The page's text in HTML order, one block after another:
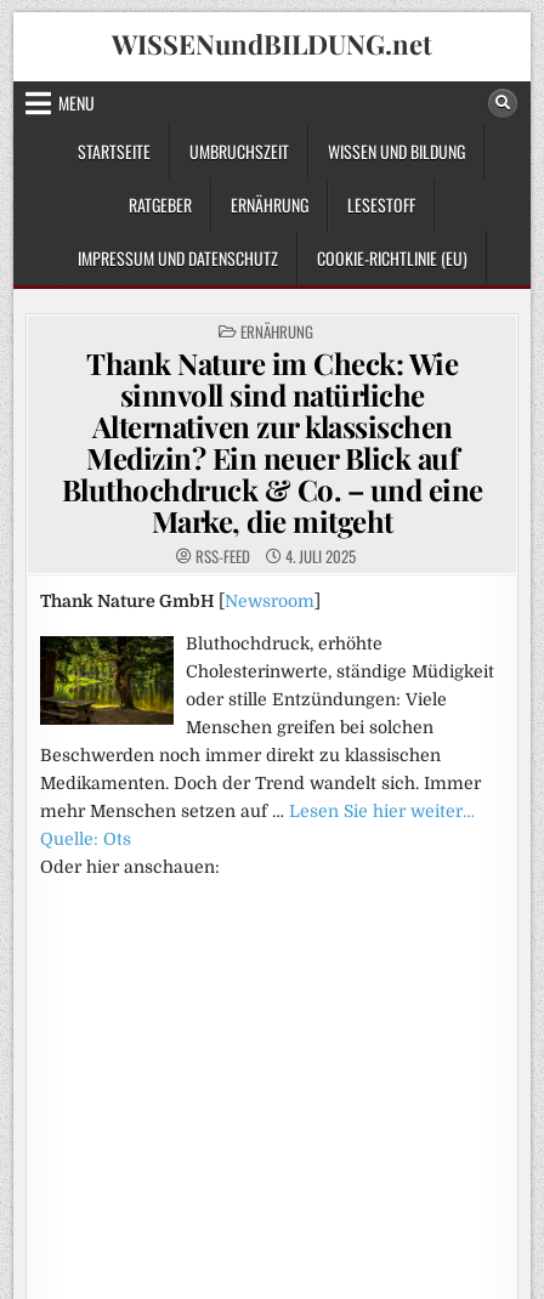
Skip
to
content
WISSENundBILDUNG.net
MENU
STARTSEITE
UMBRUCHSZEIT WISSEN UND BILDUNG
RATGEBER ERNÄHRUNG LESESTOFF
IMPRESSUM UND DATENSCHUTZ COOKIE-RICHTLINIE (EU)
POSTED
IN
ERNÄHRUNG
Thank Nature im Check: Wie
sinnvoll sind natürliche
Alternativen zur klassischen
Medizin? Ein neuer Blick auf
Bluthochdruck & Co. – und eine
Marke, die mitgeht
RSS-FEED 4. JULI 2025
Thank Nature GmbH [Newsroom
Bluthochdruck, erhöhte
Cholesterinwerte, ständige Müdigkeit
oder stille Entzündungen: Viele
Menschen greifen bei solchen
Beschwerden noch immer direkt zu klassischen
Medikamenten. Doch der Trend wandelt sich. Immer
mehr Menschen setzen auf …Lesen Sie hier weiter…
Quelle: Ots
Oder hier anschauen: